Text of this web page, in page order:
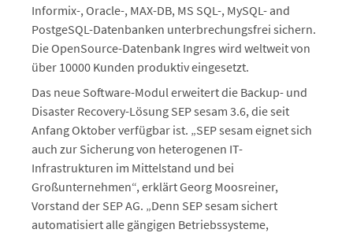
Informix-, Oracle-, MAX-DB, MS SQL-, MySQL- and
PostgeSQL-Datenbanken unterbrechungsfrei sichern.
Die OpenSource-Datenbank Ingres wird weltweit von
über 10000 Kunden produktiv eingesetzt.
Das neue Software-Modul erweitert die Backup- und
Disaster Recovery-Lösung SEP sesam 3.6, die seit
Anfang Oktober verfügbar ist. „SEP sesam eignet sich
auch zur Sicherung von heterogenen IT-
Infrastrukturen im Mittelstand und bei
Großunternehmen“, erklärt Georg Moosreiner,
Vorstand der SEP AG. „Denn SEP sesam sichert
automatisiert alle gängigen Betriebssysteme,